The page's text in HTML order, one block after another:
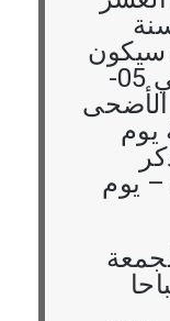
سيكون
يوم الخميس الموافق لي 05-
الأضحى
يوم
نذكر
– يوم